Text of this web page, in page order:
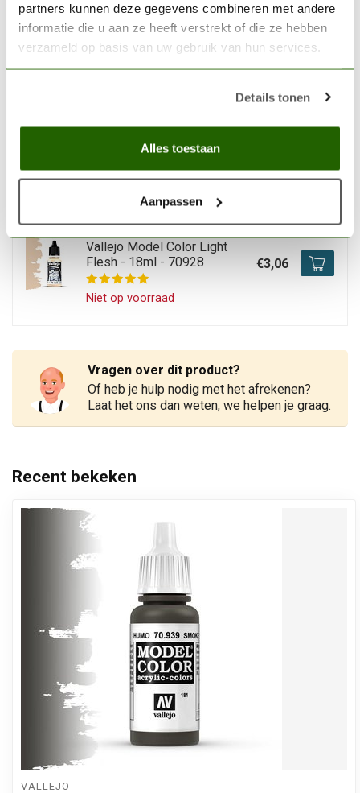
partners kunnen deze gegevens combineren met andere
informatie die u aan ze heeft verstrekt of die ze hebben
verzameld op basis van uw gebruik van hun services.
Details tonen
Alles toestaan
Aanpassen
VALLEJO
Vallejo Model Color Flat
Flesh -18ml -70955
Op voorraad
€3,06
Earth -17ml -70983
Niet op voorraad
Vallejo Model Color Light
Flesh - 18ml - 70928
Niet op voorraad
€3,06
Vragen over dit product?
Of heb je hulp nodig met het afrekenen?
Laat het ons dan weten, we helpen je graag.
Recent bekeken
VALLEJO